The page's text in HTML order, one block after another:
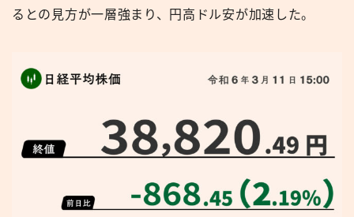
るとの見方が一層強まり、円高ドル安が加速した。